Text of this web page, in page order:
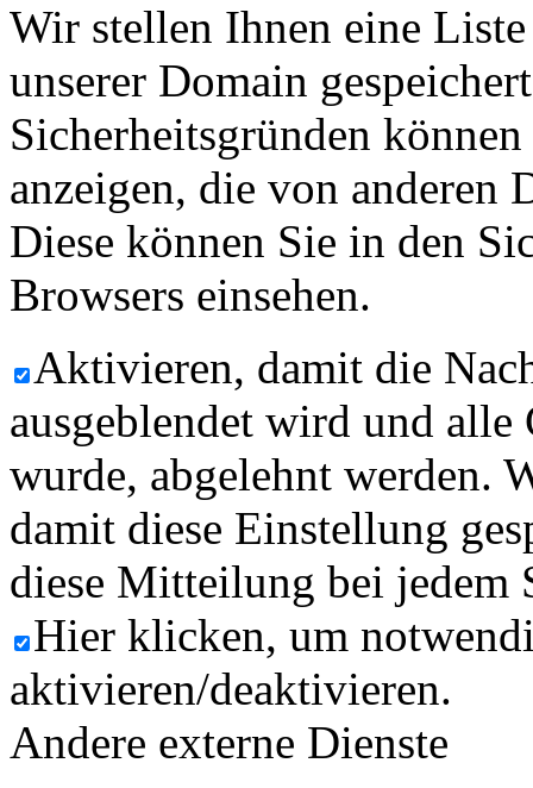
Wir stellen Ihnen eine
unserer Domain
Sicherheitsgründen
anzeigen, die von anderen
Diese können Sie in den
Browsers einsehen.
Aktivieren, damit die
ausgeblendet wird und
wurde, abgelehnt werden.
damit diese Einstellung
diese Mitteilung bei jedem
Hier klicken, um
aktivieren/deaktivieren.
Andere externe Dienste